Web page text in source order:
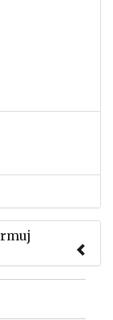
informację o